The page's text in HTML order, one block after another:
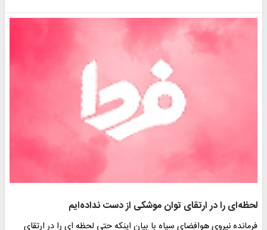
لحظه‌ای را در ارتقای توان موشکی از دست نداده‌ایم
فرمانده نیروی هوافضای سپاه با بیان اینکه حتی لحظه ای را در ارتقای